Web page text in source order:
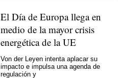
El Día de Europa llega en
medio de la mayor crisis
energética de la UE
Von der Leyen intenta aplacar su
impacto e impulsa una agenda de
regulación y